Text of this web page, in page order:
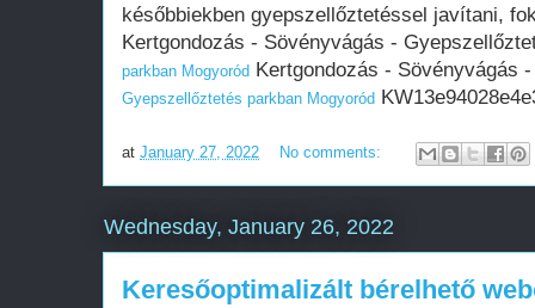
későbbiekben gyepszellőztetéssel javítani,
Kertgondozás - Sövényvágás -
parkban Mogyoród Kertgondozás - Sövényvágás
Gyepszellőztetés parkban Mogyoród
at January 27, 2022 No comments:
Wednesday, January 26, 2022
Keresőoptimalizált bérelhető